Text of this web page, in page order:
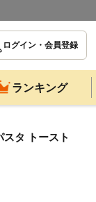
ログイン・会員登録
ランキング
タ トースト